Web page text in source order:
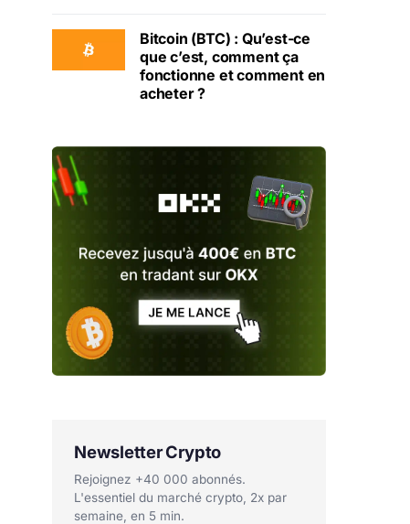
Bitcoin (BTC) : Qu’est-ce
que c’est, comment ça
fonctionne et comment en
acheter ?
Newsletter Crypto
Rejoignez +40 000 abonnés.
L'essentiel du marché crypto, 2x par
semaine, en 5 min.